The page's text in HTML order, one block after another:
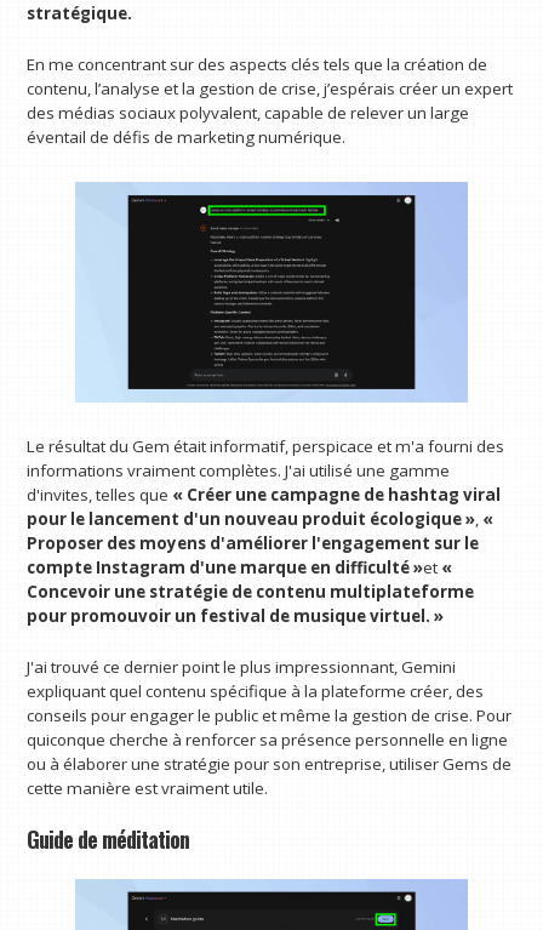
stratégique.
En me concentrant sur des aspects clés tels que la création de
contenu, l’analyse et la gestion de crise, j’espérais créer un expert
des médias sociaux polyvalent, capable de relever un large
éventail de défis de marketing numérique.
Le résultat du Gem était informatif, perspicace et m'a fourni des
informations vraiment complètes. J'ai utilisé une gamme
d'invites, telles que « Créer une campagne de hashtag viral
pour le lancement d'un nouveau produit écologique », «
Proposer des moyens d'améliorer l'engagement sur le
compte Instagram d'une marque en difficulté »et «
Concevoir une stratégie de contenu multiplateforme
pour promouvoir un festival de musique virtuel. »
J'ai trouvé ce dernier point le plus impressionnant, Gemini
expliquant quel contenu spécifique à la plateforme créer, des
conseils pour engager le public et même la gestion de crise. Pour
quiconque cherche à renforcer sa présence personnelle en ligne
ou à élaborer une stratégie pour son entreprise, utiliser Gems de
cette manière est vraiment utile.
Guide de méditation